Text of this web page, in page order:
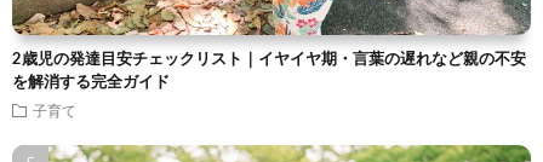
2歳児の発達目安チェックリスト｜イヤイヤ期・言葉の遅れなど親の不安
を解消する完全ガイド
子育て